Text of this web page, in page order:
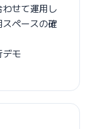
せて運用し
ペースの確
デモ